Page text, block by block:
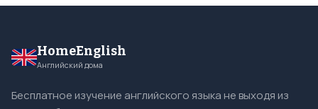
HomeEnglish
Английский дома
Бесплатное изучение английского языка не выходя из